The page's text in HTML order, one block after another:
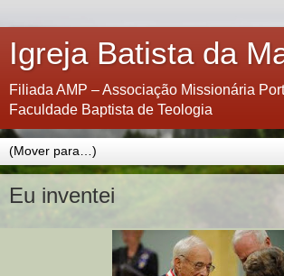
Igreja Batista da
Filiada AMP – Associação Missionária
Faculdade Baptista de Teologia
Eu inventei